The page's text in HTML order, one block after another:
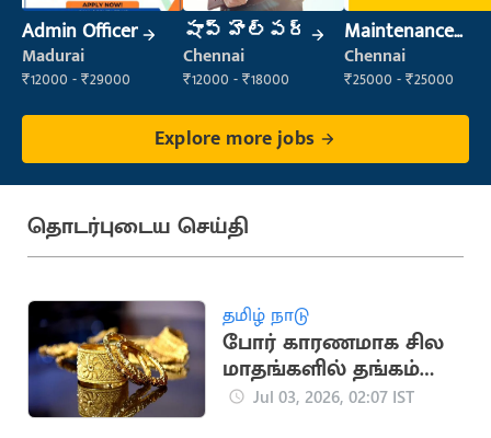
Admin Officer
Madurai
₹12000 - ₹29000
షాప్ హెల్పర్
Chennai
₹12000 - ₹18000
Maintenance
Engineer
(Maintenance)
Chennai
₹25000 - ₹25000
Explore more jobs
தொடர்புடைய செய்தி
தமிழ் நாடு
போர் காரணமாக சில
மாதங்களில் தங்கம்
விலை ரூ.16,500
Jul 03, 2026, 02:07 IST